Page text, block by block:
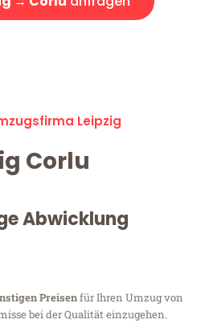
Leipzig
Corlu
Abwicklung
Preisenfür Ihren Umzug von
bei der Qualität einzugehen.